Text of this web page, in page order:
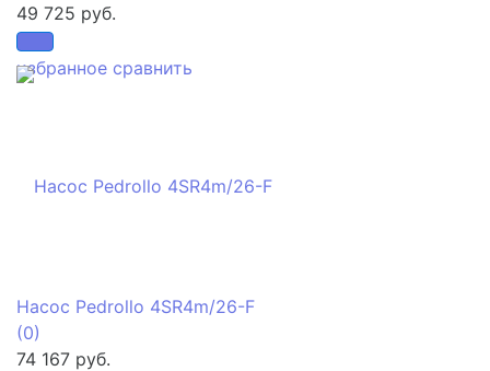
избранное сравнить
49 725 руб.
Насос Pedrollo 4SR4m/26-F
(0)
74 167 руб.